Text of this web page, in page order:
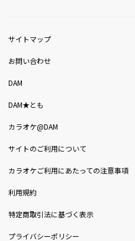
サイトマップ
お問い合わせ
DAM
DAM★とも
カラオケ@DAM
サイトのご利用について
カラオケご利用にあたっての注意事項
利用規約
特定商取引法に基づく表示
プライバシーポリシー